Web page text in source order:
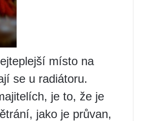
místo na
se u radiátoru.
je to, že je
jako je průvan,